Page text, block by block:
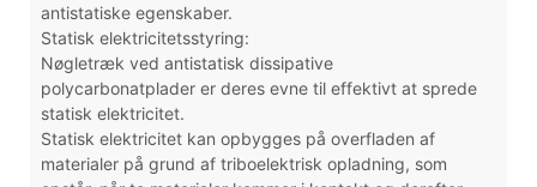
antistatiske egenskaber.
Statisk elektricitetsstyring:
Nøgletræk ved antistatisk dissipative
polycarbonatplader er deres evne til effektivt at sprede
statisk elektricitet.
Statisk elektricitet kan opbygges på overfladen af ​​
materialer på grund af triboelektrisk opladning, som